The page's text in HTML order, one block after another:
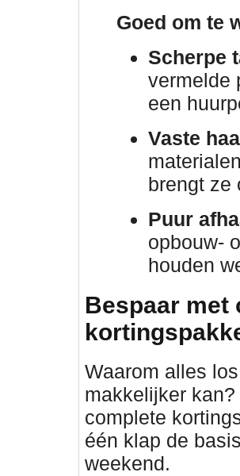
Goed om te
Scherpe
vermelde
een
Vaste
brengt
Puur
opbouw-
houden
Bespaar met
Waarom alles
makkelijker
complete
één klap de
weekend.